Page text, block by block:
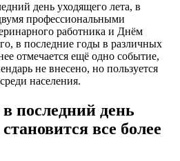
день уходящего лета, в
профессиональными
работника и Днём
в последние годы в различных
отмечается ещё одно событие,
не внесено, но пользуется
населения.
последний день
все более